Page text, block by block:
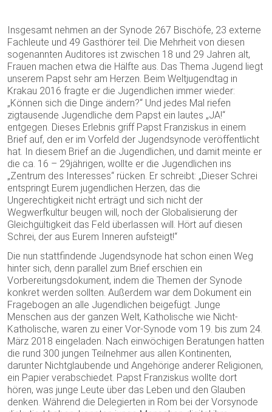
Insgesamt nehmen an der Synode 267 Bischöfe, 23 externe
Fachleute und 49 Gasthörer teil. Die Mehrheit von diesen
sogenannten Auditores ist zwischen 18 und 29 Jahren alt,
Frauen machen etwa die Hälfte aus. Das Thema Jugend liegt
unserem Papst sehr am Herzen. Beim Weltjugendtag in
Krakau 2016 fragte er die Jugendlichen immer wieder:
„Können sich die Dinge ändern?“ Und jedes Mal riefen
zigtausende Jugendliche dem Papst ein lautes „JA!“
entgegen. Dieses Erlebnis griff Papst Franziskus in einem
Brief auf, den er im Vorfeld der Jugendsynode veröffentlicht
hat. In diesem Brief an die Jugendlichen, und damit meinte er
die ca. 16 – 29jährigen, wollte er die Jugendlichen ins
„Zentrum des Interesses“ rücken. Er schreibt: „Dieser Schrei
entspringt Eurem jugendlichen Herzen, das die
Ungerechtigkeit nicht erträgt und sich nicht der
Wegwerfkultur beugen will, noch der Globalisierung der
Gleichgültigkeit das Feld überlassen will. Hört auf diesen
Schrei, der aus Eurem Inneren aufsteigt!“
Die nun stattfindende Jugendsynode hat schon einen Weg
hinter sich, denn parallel zum Brief erschien ein
Vorbereitungsdokument, indem die Themen der Synode
konkret werden sollten. Außerdem war dem Dokument ein
Fragebogen an alle Jugendlichen beigefügt. Junge
Menschen aus der ganzen Welt, Katholische wie Nicht-
Katholische, waren zu einer Vor-Synode vom 19. bis zum 24.
März 2018 eingeladen. Nach einwöchigen Beratungen hatten
die rund 300 jungen Teilnehmer aus allen Kontinenten,
darunter Nichtglaubende und Angehörige anderer Religionen,
ein Papier verabschiedet. Papst Franziskus wollte dort
hören, was junge Leute über das Leben und den Glauben
denken. Während die Delegierten in Rom bei der Vorsynode